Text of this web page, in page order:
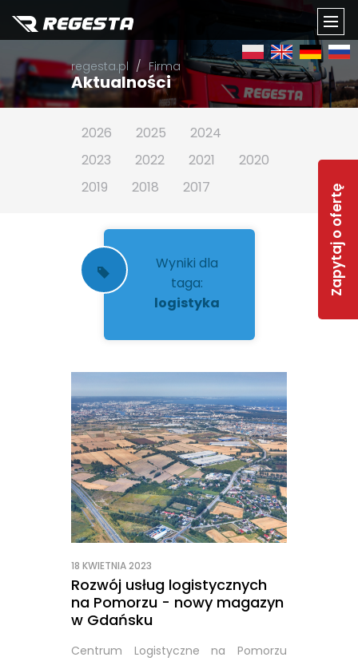
Zapytaj o ofertę
regesta.pl Firma
Aktualności
2026 2025
2024
2023
2022 2021
2020
2019
2018 2017
Wyniki dla
taga:
logistyka
18 KWIETNIA 2023
Rozwój usług logistycznych
na Pomorzu - nowy magazyn
w Gdańsku
Centrum Logistyczne na Pomorzu